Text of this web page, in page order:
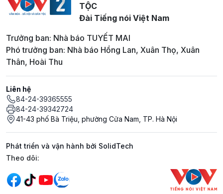
TỘC
Đài Tiếng nói Việt Nam
Trưởng ban: Nhà báo TUYẾT MAI
Phó trưởng ban: Nhà báo Hồng Lan, Xuân Thọ, Xuân
Thân, Hoài Thu
Liên hệ
84-24-39365555
84-24-39342724
41-43 phố Bà Triệu, phường Cửa Nam, TP. Hà Nội
Phát triển và vận hành bởi SolidTech
Mạng xã hội
Theo dõi: